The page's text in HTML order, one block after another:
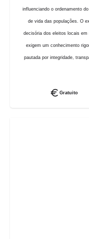
influenciando o ordenamento
de vida das populações. O
decisória dos eleitos locais
exigem um conhecimento
pautada por integridade,
Gratuito